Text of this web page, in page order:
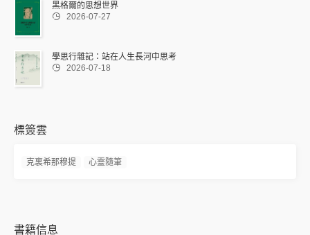
黑格爾的思想世界
 2026-07-27
學思行雜記：站在人生長河中思考
 2026-07-18
標簽雲
克裏希那穆提 心靈隨筆
書籍信息